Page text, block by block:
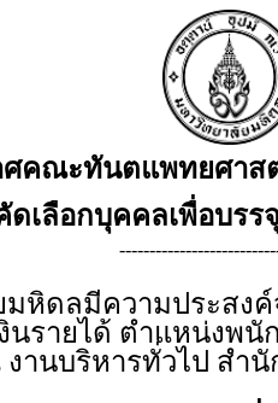
ศคณะทันตแพทยศาส
ดเลือกบุคคลเพื่อบรร
ดลมีความประสงค์
นรายได้ ตำแหน่งพ
งานบริหารทั่วไป ส